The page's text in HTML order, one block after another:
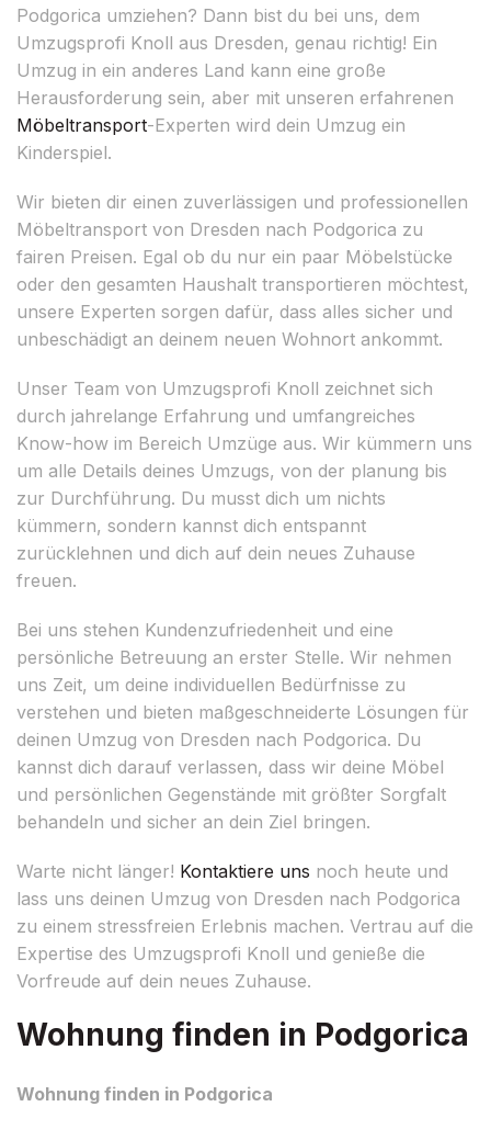
Podgorica umziehen? Dann bist du bei uns, dem
Umzugsprofi Knoll aus Dresden, genau richtig! Ein
Umzug in ein anderes Land kann eine große
Herausforderung sein, aber mit unseren erfahrenen
Möbeltransport-Experten wird dein Umzug ein
Kinderspiel.
Wir bieten dir einen zuverlässigen und professionellen
Möbeltransport von Dresden nach Podgorica zu
fairen Preisen. Egal ob du nur ein paar Möbelstücke
oder den gesamten Haushalt transportieren möchtest,
unsere Experten sorgen dafür, dass alles sicher und
unbeschädigt an deinem neuen Wohnort ankommt.
Unser Team von Umzugsprofi Knoll zeichnet sich
durch jahrelange Erfahrung und umfangreiches
Know-how im Bereich Umzüge aus. Wir kümmern uns
um alle Details deines Umzugs, von der planung bis
zur Durchführung. Du musst dich um nichts
kümmern, sondern kannst dich entspannt
zurücklehnen und dich auf dein neues Zuhause
freuen.
Bei uns stehen Kundenzufriedenheit und eine
persönliche Betreuung an erster Stelle. Wir nehmen
uns Zeit, um deine individuellen Bedürfnisse zu
verstehen und bieten maßgeschneiderte Lösungen für
deinen Umzug von Dresden nach Podgorica. Du
kannst dich darauf verlassen, dass wir deine Möbel
und persönlichen Gegenstände mit größter Sorgfalt
behandeln und sicher an dein Ziel bringen.
Warte nicht länger! Kontaktiere uns noch heute und
lass uns deinen Umzug von Dresden nach Podgorica
zu einem stressfreien Erlebnis machen. Vertrau auf die
Expertise des Umzugsprofi Knoll und genieße die
Vorfreude auf dein neues Zuhause.
Wohnung finden in Podgorica
Wohnung finden in Podgorica